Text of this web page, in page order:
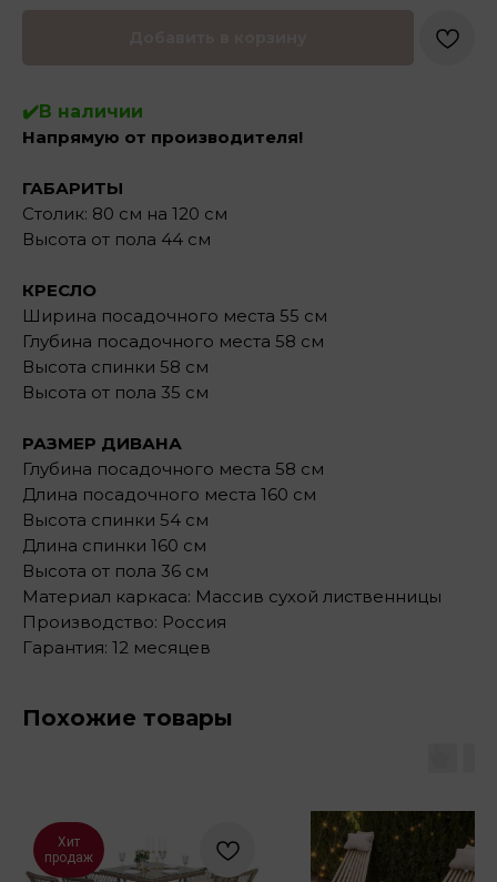
✔️В наличии
Напрямую от производителя!
ГАБАРИТЫ
Столик: 80 см на 120 см
Высота от пола 44 см
КРЕСЛО
Ширина посадочного места 55 см
Глубина посадочного места 58 см
Высота спинки 58 см
Высота от пола 35 см
РАЗМЕР ДИВАНА
Глубина посадочного места 58 см
Длина посадочного места 160 см
Высота спинки 54 см
Длина спинки 160 см
Высота от пола 36 см
Материал каркаса: Массив сухой лиственницы
Производство: Россия
Гарантия: 12 месяцев
Похожие товары
Хит
продаж